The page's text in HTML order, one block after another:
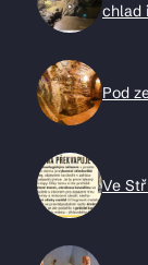
chlad
Pod
Ve